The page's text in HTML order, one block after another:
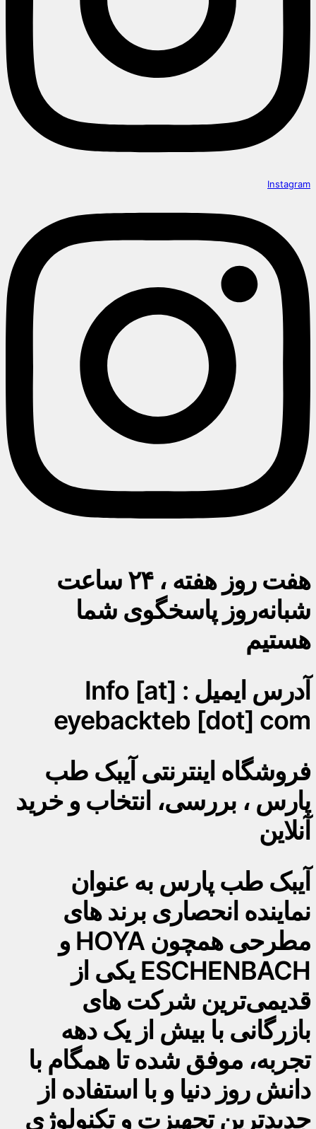
Instagram
هفت روز هفته ، ۲۴ ساعت
شبانه‌روز پاسخگوی شما
هستیم
آدرس ایمیل : Info [at]
eyebackteb [dot] com
فروشگاه اینترنتی آیبک طب
پارس ، بررسی، انتخاب و خرید
آنلاین
آیبک طب پارس به عنوان
نماینده انحصاری برند های
مطرحی همچون HOYA و
ESCHENBACH یکی از
قدیمی‌ترین شرکت های
بازرگانی با بیش از یک دهه
تجربه، موفق شده تا همگام با
دانش روز دنیا و با استفاده از
جدیدترین تجهیزت و تکنولوژی